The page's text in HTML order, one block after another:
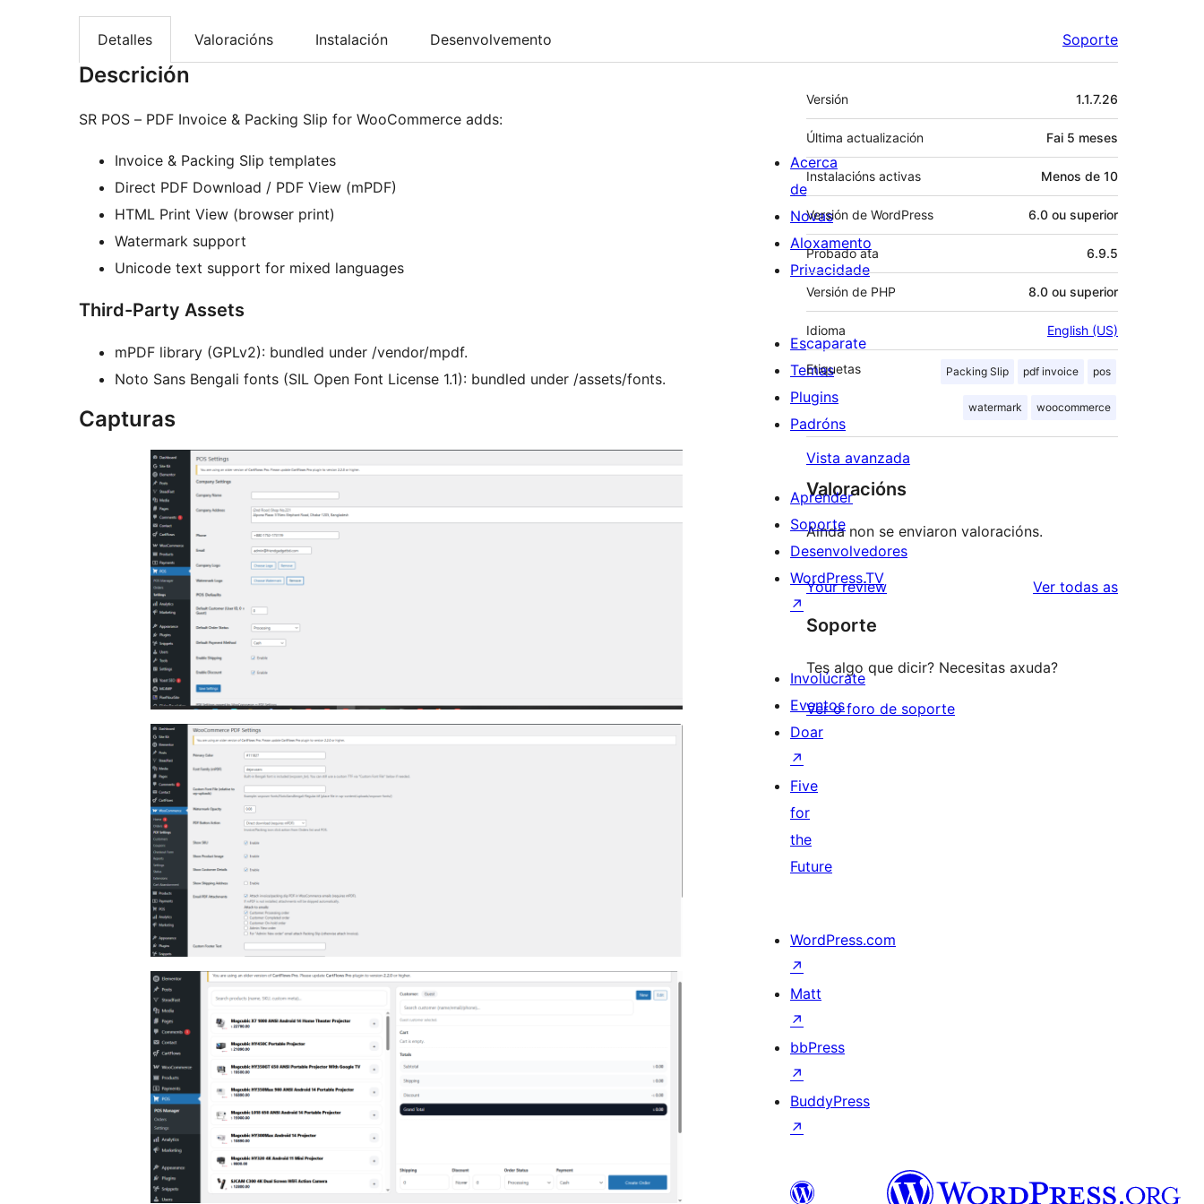
Detalles Valoracións Instalación Desenvolvemento Soporte
Descrición
SR POS – PDF Invoice & Packing Slip for WooCommerce adds:
Invoice & Packing Slip templates
Direct PDF Download / PDF View (mPDF)
HTML Print View (browser print)
Watermark support
Unicode text support for mixed languages
Third-Party Assets
mPDF library (GPLv2): bundled under /vendor/mpdf.
Noto Sans Bengali fonts (SIL Open Font License 1.1): bundled under /assets/fonts.
Capturas
Meta
Versión 1.1.7.26
Última actualización Fai 5 meses
Instalacións activas Menos de 10
Versión de WordPress 6.0 ou superior
Probado ata 6.9.5
Versión de PHP 8.0 ou superior
Idioma English (US)
Etiquetas Packing Slip pdf invoice pos
watermark woocommerce
Vista avanzada
Valoracións
Aínda non se enviaron valoracións.
Your review Ver todas asvaloracións
Soporte
Tes algo que dicir? Necesitas axuda?
Ver o foro de soporte
Acerca
de
Novas
Aloxamento
Privacidade
Escaparate
Temas
Plugins
Padróns
Aprender
Soporte
Desenvolvedores
WordPress.TV
↗
Involúcrate
Eventos
Doar
↗
Five
for
the
Future
WordPress.com
↗
Matt
↗
bbPress
↗
BuddyPress
↗